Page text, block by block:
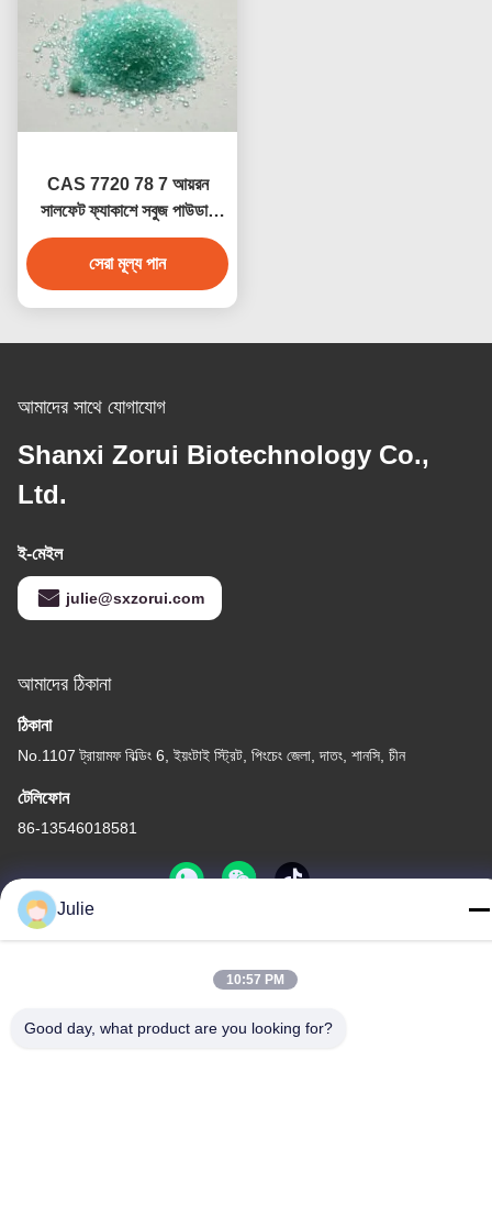
CAS 7720 78 7 আয়রন
সালফেট ফ্যাকাশে সবুজ পাউডার
আয়রন সালফেট/ ফেরাস সালফেট
সেরা মূল্য পান
আমাদের সাথে যোগাযোগ
Shanxi Zorui Biotechnology Co.,
Ltd.
ই-মেইল
julie@sxzorui.com
আমাদের ঠিকানা
ঠিকানা
No.1107 ট্রায়ামফ বিল্ডিং 6, ইয়ংটাই স্ট্রিট, পিংচেং জেলা, দাতং, শানসি, চীন
টেলিফোন
86-13546018581
চীন ভালো গুণমান খাদ্য এবং ফিড সংযোজন সরবরাহকারী। কপিরাইট © -2026 Shanxi
Zorui Biotechnology Co., Ltd. . সব সমস্ত অধিকার সংরক্ষিত।
Julie
10:57 PM
Good day, what product are you looking for?